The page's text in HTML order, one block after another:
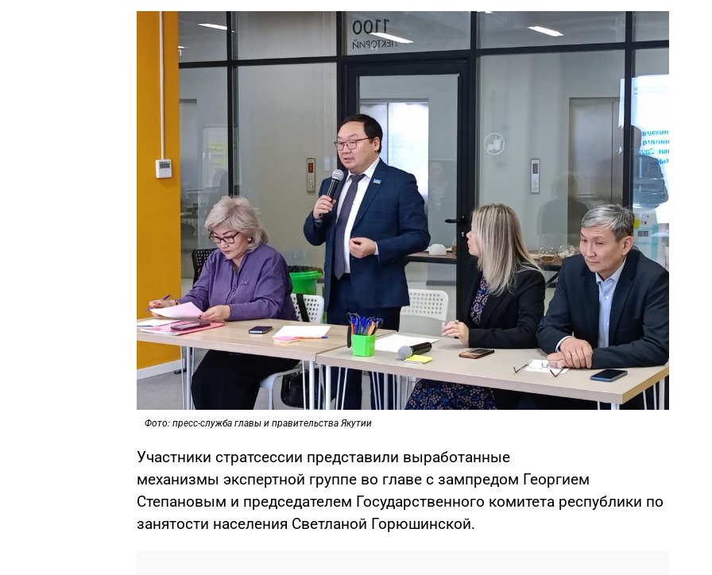
Фото: пресс-служба главы и правительства Якутии
Участники стратсессии представили выработанные
механизмы экспертной группе во главе с зампредом Георгием
Степановым и председателем Государственного комитета республики по
занятости населения Светланой Горюшинской.